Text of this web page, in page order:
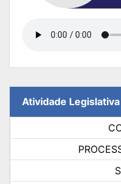
Atividade Legislativa